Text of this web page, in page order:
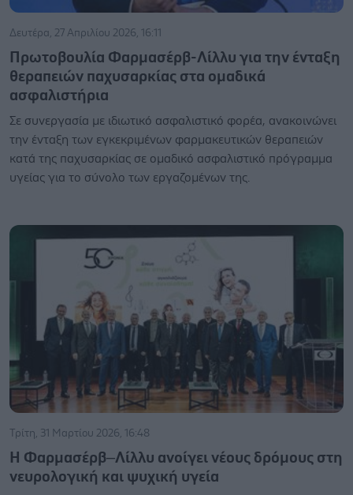
Δευτέρα, 27 Απριλίου 2026, 16:11
Πρωτοβουλία Φαρμασέρβ-Λίλλυ για την ένταξη
θεραπειών παχυσαρκίας στα ομαδικά
ασφαλιστήρια
Σε συνεργασία με ιδιωτικό ασφαλιστικό φορέα, ανακοινώνει
την ένταξη των εγκεκριμένων φαρμακευτικών θεραπειών
κατά της παχυσαρκίας σε ομαδικό ασφαλιστικό πρόγραμμα
υγείας για το σύνολο των εργαζομένων της.
Τρίτη, 31 Μαρτίου 2026, 16:48
Η Φαρμασέρβ–Λίλλυ ανοίγει νέους δρόμους στη
νευρολογική και ψυχική υγεία